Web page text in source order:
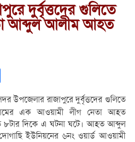
দুর্বৃত্তদের গুলিতে
আব্দুল আলীম আহত
উপজেলার রাজাপুরে দুর্বৃত্তদের গুলিতে
এক আওয়ামী লীগ নেতা আহত
৮টার দিকে এ ঘটনা ঘটে। আহত আব্দুল
ইউনিয়নের ৬নং ওয়ার্ড আওয়ামী